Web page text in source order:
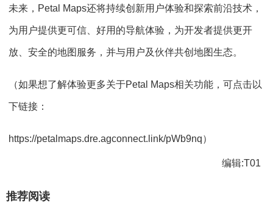
未来，Petal Maps还将持续创新用户体验和探索前沿技术，
为用户提供更可信、好用的导航体验，为开发者提供更开
放、安全的地图服务，并与用户及伙伴共创地图生态。
（如果想了解体验更多关于Petal Maps相关功能，可点击以
下链接：
https://petalmaps.dre.agconnect.link/pWb9nq）
编辑:T01
推荐阅读